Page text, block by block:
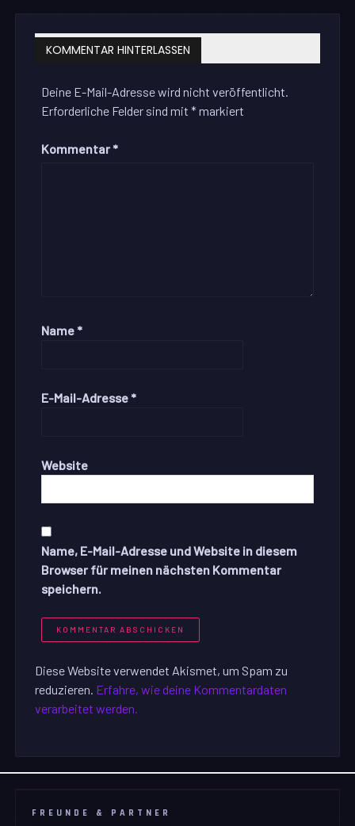
KOMMENTAR HINTERLASSEN
Deine E-Mail-Adresse wird nicht veröffentlicht.
Erforderliche Felder sind mit*markiert
Kommentar *
Name *
E-Mail-Adresse *
Website
Name, E-Mail-Adresse und Website in diesem
Browser für meinen nächsten Kommentar
speichern.
Diese Website verwendet Akismet, um Spam zu
reduzieren. Erfahre, wie deine Kommentardaten
verarbeitet werden.
FREUNDE & PARTNER